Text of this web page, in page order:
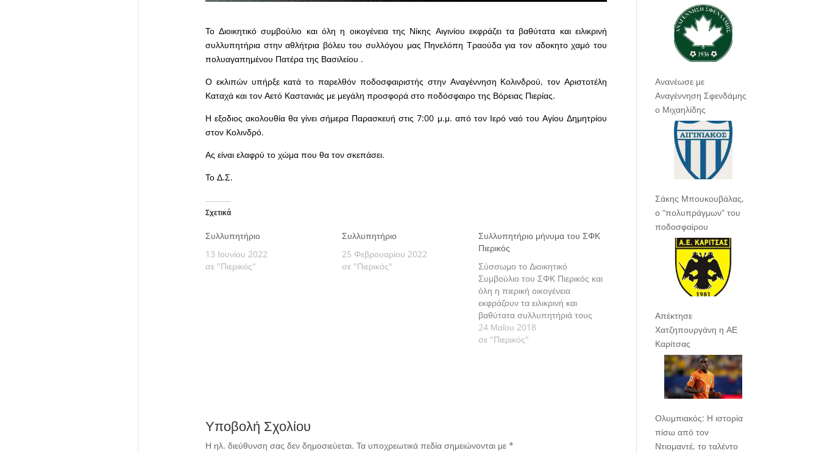
Το Διοικητικό συμβούλιο και όλη η οικογένεια της Νίκης Αιγινίου εκφράζει τα βαθύτατα και ειλικρινή
συλλυπητήρια στην αθλήτρια βόλευ του συλλόγου μας Πηνελόπη Τραούδα για τον αδοκητο χαμό του
πολυαγαπημένου Πατέρα της Βασιλείου .
Ο εκλιπών υπήρξε κατά το παρελθόν ποδοσφαιριστής στην Αναγέννηση Κολινδρού, τον Αριστοτέλη
Καταχά και τον Αετό Καστανιάς με μεγάλη προσφορά στο ποδόσφαιρο της Βόρειας Πιερίας.
Η εξοδιος ακολουθία θα γίνει σήμερα Παρασκευή στις 7:00 μ.μ. από τον Ιερό ναό του Αγίου Δημητρίου
στον Κολινδρό.
Ας είναι ελαφρύ το χώμα που θα τον σκεπάσει.
Το Δ.Σ.
Σχετικά
Συλλυπητήριο
13 Ιουνίου 2022
σε "Πιερικός"
Συλλυπητήριο
25 Φεβρουαρίου 2022
σε "Πιερικός"
Συλλυπητήριο μήνυμα του ΣΦΚ
Πιερικός
Σύσσωμο το Διοικητικό
Συμβούλιο του ΣΦΚ Πιερικός και
όλη η πιερική οικογένεια
εκφράζουν τα ειλικρινή και
βαθύτατα συλλυπητήριά τους
προς...
24 Μαΐου 2018
σε "Πιερικός"
Υποβολή Σχολίου
Η ηλ. διεύθυνση σας δεν δημοσιεύεται. Τα υποχρεωτικά πεδία σημειώνονται με *
Ανανέωσε με
Αναγέννηση Σφενδάμης
ο Μιχαηλίδης
Σάκης Μπουκουβάλας,
ο “πολυπράγμων” του
ποδοσφαίρου
Απέκτησε
Χατζηπουργάνη η ΑΕ
Καρίτσας
Ολυμπιακός: Η ιστορία
πίσω από τον
Ντιομαντέ, το ταλέντο